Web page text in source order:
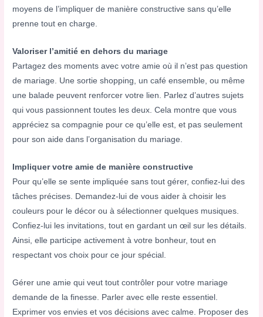
moyens de l’impliquer de manière constructive sans qu’elle
prenne tout en charge.
Valoriser l’amitié en dehors du mariage
Partagez des moments avec votre amie où il n’est pas question
de mariage. Une sortie shopping, un café ensemble, ou même
une balade peuvent renforcer votre lien. Parlez d’autres sujets
qui vous passionnent toutes les deux. Cela montre que vous
appréciez sa compagnie pour ce qu’elle est, et pas seulement
pour son aide dans l’organisation du mariage.
Impliquer votre amie de manière constructive
Pour qu’elle se sente impliquée sans tout gérer, confiez-lui des
tâches précises. Demandez-lui de vous aider à choisir les
couleurs pour le décor ou à sélectionner quelques musiques.
Confiez-lui les invitations, tout en gardant un œil sur les détails.
Ainsi, elle participe activement à votre bonheur, tout en
respectant vos choix pour ce jour spécial.
Gérer une amie qui veut tout contrôler pour votre mariage
demande de la finesse. Parler avec elle reste essentiel.
Exprimer vos envies et vos décisions avec calme. Proposer des